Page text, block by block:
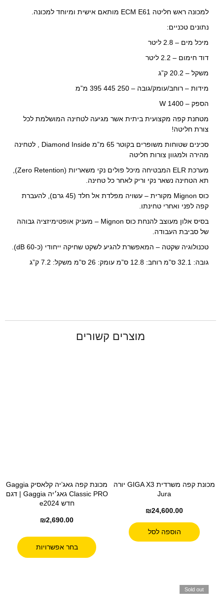
למכונה ראש חליטה
ECM E61 מותאם אישית ומיוחד למכונה.
נתונים טכניים:
מיכל מים – 2.8 ליטר
דוד חימום – 2.2 ליטר
משקל – 20.2 ק”ג
מידות – רוחב/עומק/גובה – 250 445 395 מ”מ
הספק – 1400 W
מטחנת קפה מקצועית ביתית אשר מגיעה לטחינה המושלמת לכל
צורת חליטה!
סכינים שטוחות משופרים בקוטר 65 מ”מ Diamond Inside , לטחינה
מהירה ולמגוון צורות חליטה
מערכת ELR המבטיחה מיכל פולים נקי משאריות (Zero Retention),
תא הטחינה נשאר נקי וריק לאחר כל טחינה.
כוס Mignon מקורית – עשויה מפלדת אל חלד (45 גרם), להעברת
קפה לפני ואחרי טחינתו.
בסיס אלון מעוצב להנחת כוס Mignon – מעניק אופטימיזציה גבוהה
של סביבת העבודה.
טכנולוגיה שקטה – המאפשרת להגיע לשקט שחיקה ייחודי (כ-60 dB).
גובה: 32.1 ס”מ רוחב: 12.8 ס”מ עומק: 26 ס”מ משקל: 7.2 ק”ג
מוצרים קשורים
מכונת קפה משרדית GIGA X3 יורה
Jura
₪24,600.00
הוספה לסל
מכונת קפה גאג’יה קלאסיק Gaggia
Classic PRO גאג׳יה Gaggia | דגם
חדש e2024
₪2,690.00
בחר אפשרויות
Sold out